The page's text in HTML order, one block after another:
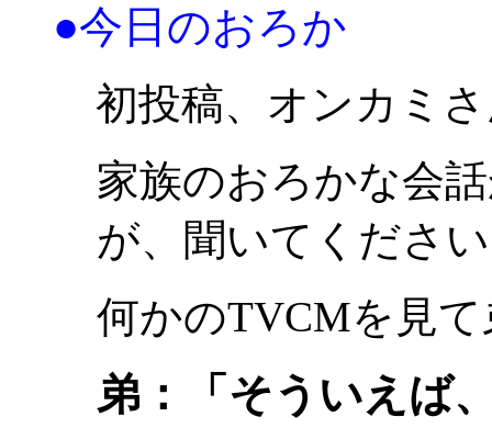
●今日のおろか
初投稿、オンカミ
家族のおろかな会
が、聞いてくださ
何かのTVCMを見
弟：「そういえば